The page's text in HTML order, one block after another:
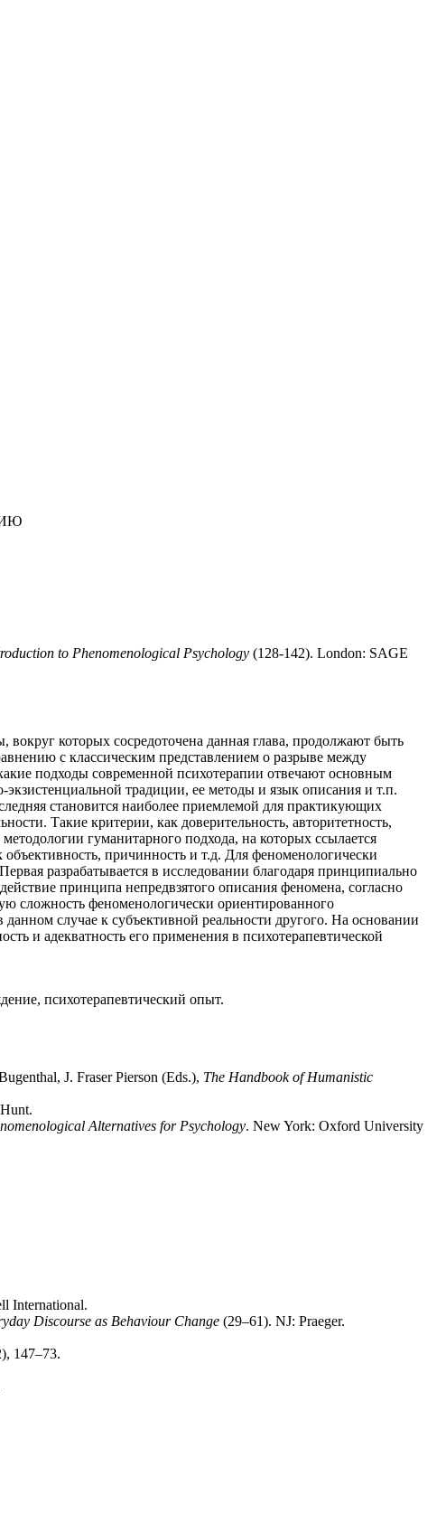
to Phenomenological Psychology (128-142). London: SAGE
которых сосредоточена данная глава, продолжают быть
с классическим представлением о разрыве между
подходы современной психотерапии отвечают основным
традиции, ее методы и язык описания и т.п.
становится наиболее приемлемой для практикующих
Такие критерии, как доверительность, авторитетность,
гуманитарного подхода, на которых ссылается
причинность и т.д. Для феноменологически
разрабатывается в исследовании благодаря принципиально
принципа непредвзятого описания феномена, согласно
сложность феноменологически ориентированного
случае к субъективной реальности другого. На основании
и адекватность его применения в психотерапевтической
психотерапевтический опыт.
J. Fraser Pierson (Eds.), The Handbook of Humanistic
Alternatives for Psychology. New York: Oxford University
International.
Discourse as Behaviour Change (29–61). NJ: Praeger.
147–73.